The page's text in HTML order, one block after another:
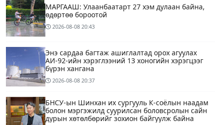
МАРГААШ: Улаанбаатарт 27 хэм дулаан байна,
өдөртөө бороотой
2026-08-08 20:43
Энэ сардаа багтаж ашиглалтад орох агуулах
АИ-92-ийн хэрэглээний 13 хоногийн хэрэгцээг
бүрэн хангана
2026-08-08 20:37
БНСУ-ын Шинхан их сургууль К-соёлын наадам
болон мэргэжилд суурилсан боловсролын сайн
дурын хөтөлбөрийг зохион байгуулж байна